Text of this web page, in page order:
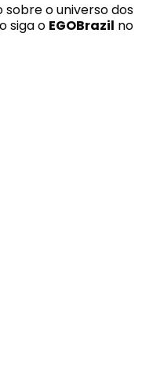
o universo dos
siga o EGOBrazil no